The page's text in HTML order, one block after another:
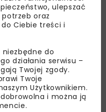
przemysłu morskiej
Witoński.
została ujęta jako
energetycznej Polski
ma być gotowa
dokumentu wskazuje,
dominowała
proc. zainstalowanej
w polskiej
ulepszać
oraz
Ciebie treści i
niezbędne do
działania serwisu –
Twojej zgody.
Twoje
Użytkownikiem.
i można ją